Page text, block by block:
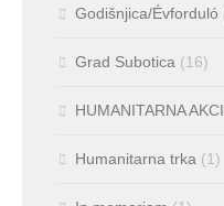
Godišnjica/Évforduló
Grad Subotica (16)
HUMANITARNA
Humanitarna trka (1)